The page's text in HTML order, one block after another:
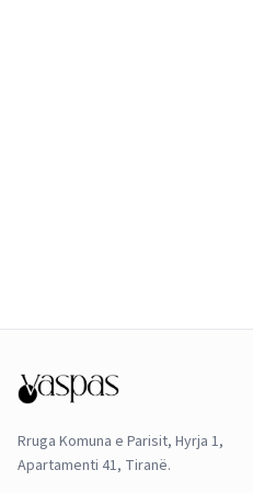
Rruga Komuna e Parisit, Hyrja 1,
Apartamenti 41, Tiranë.